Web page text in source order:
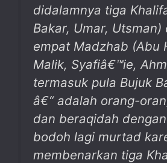
didalamnya tiga
Bakar, Umar, Utsman)
empat Madzhab (Abu
Malik, Syafiâ€™ie,
termasuk pula Bujuk
â€“ adalah orang-
dan beraqidah
bodoh lagi murtad
membenarkan tiga